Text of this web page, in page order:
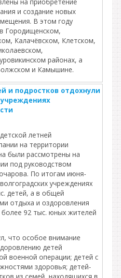
и создание новых
В этом году
Городищенском,
Калачёвском, Клетском,
районах, а
и Камышине.
и подростков отдохнули
летней
на территории
были рассмотрены на
под руководством
По итогам июня-
учреждениях
детей, а в общей
отдыха и оздоровления
более 92 тыс. юных жителей
что особое внимание
детей
военной операции; детей с
здоровья; детей-